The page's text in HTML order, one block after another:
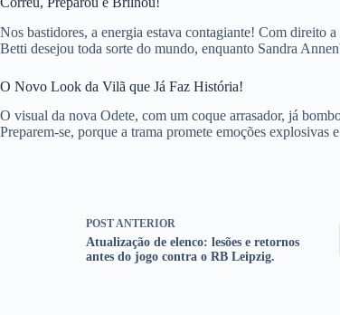
Nos bastidores, a energia estava contagiante! Com direito
Betti desejou toda sorte do mundo, enquanto Sandra
O Novo Look da Vilã que Já Faz História!
O visual da nova Odete, com um coque arrasador, já
Preparem-se, porque a trama promete emoções
POSTANTERIOR
Atualização de elenco: lesões e retornos
antes do jogo contra o RB Leipzig.